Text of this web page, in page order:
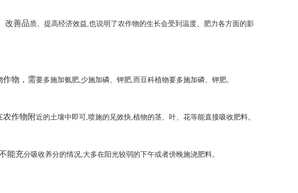
改善品质、提高经济效益,也说明了农作物的生长会受到温度、肥力各方面的影
作物，需要多施加氨肥,少施加磷、钾肥,而豆科植物要多施加磷、钾肥。
农作物附近的土壤中即可,喷施的见效快,植物的茎、叶、花等能直接吸收肥料。
能充分吸收养分的情况,大多在阳光较弱的下午或者傍晚施浇肥料。